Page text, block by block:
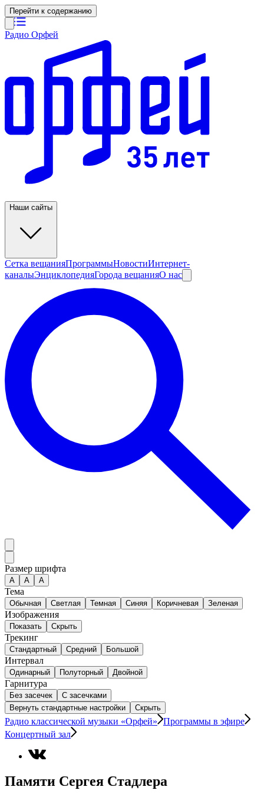
Перейти к содержанию
Радио Орфей
Наши сайты
Сетка вещанияПрограммыНовостиИнтернет-
каналыЭнциклопедияГорода вещанияО нас
Размер шрифта
А A A
Тема
Обычная Светлая Темная Синяя Коричневая Зеленая
Изображения
Показать Скрыть
Трекинг
Стандартный Средний Большой
Интервал
Одинарный Полуторный Двойной
Гарнитура
Без засечек
С засечками
Вернуть стандартные настройки
Скрыть
Радио классической музыки «Орфей»
Программы в эфире
Концертный зал
Памяти Сергея Стадлера